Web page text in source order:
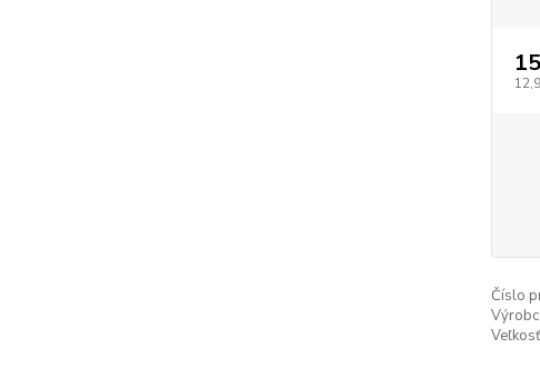
Číslo